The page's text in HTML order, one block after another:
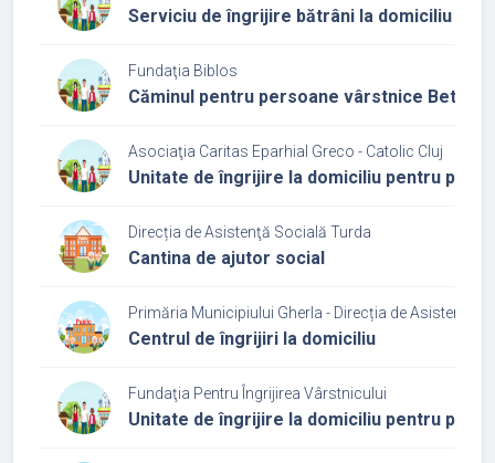
Serviciu de îngrijire bătrâni la domiciliu
Fundaţia Biblos
Căminul pentru persoane vârstnice
Asociaţia Caritas Eparhial Greco - Catolic Cluj
Unitate de îngrijire la domiciliu pentru
Direcția de Asistenţă Socială Turda
Cantina de ajutor social
Primăria Municipiului Gherla - Direcția de Asistenţă
Centrul de îngrijiri la domiciliu
Fundaţia Pentru Îngrijirea Vârstnicului
Unitate de îngrijire la domiciliu pentru